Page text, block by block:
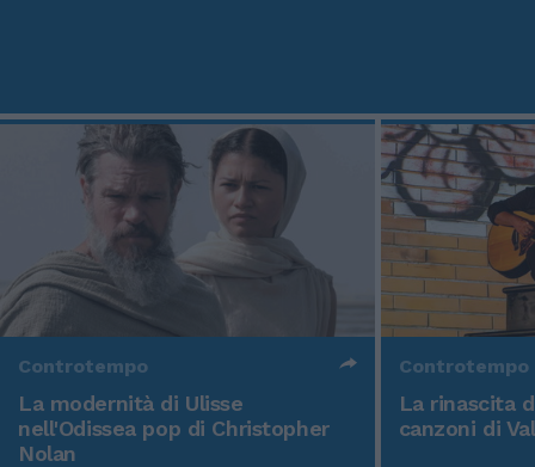
Controtempo
La modernità di Ulisse
nell'Odissea pop di Christopher
Nolan
Controtempo
La rinascita
canzoni di